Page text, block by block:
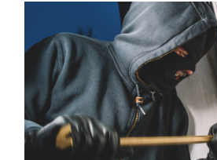
Mein Stadtteil
Galerie